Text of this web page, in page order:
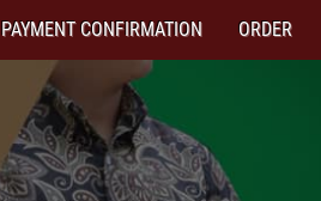
PAYMENT CONFIRMATION ORDER